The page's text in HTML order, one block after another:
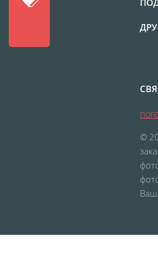
Выпускные виньетки
Портрет ветерана
©